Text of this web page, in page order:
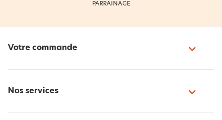
PARRAINAGE
Votre commande
Nos services